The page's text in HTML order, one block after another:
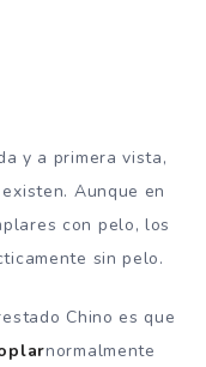
y a primera vista,
Aunque en
con pelo, los
sin pelo.
Chino es que
normalmente